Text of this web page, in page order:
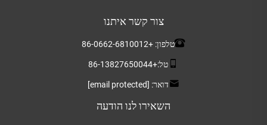
צור קשר איתנו
טלפון: +86-0662-6810012
טל:+86-13827650044
דואר: [email protected]
השאירו לנו הודעה